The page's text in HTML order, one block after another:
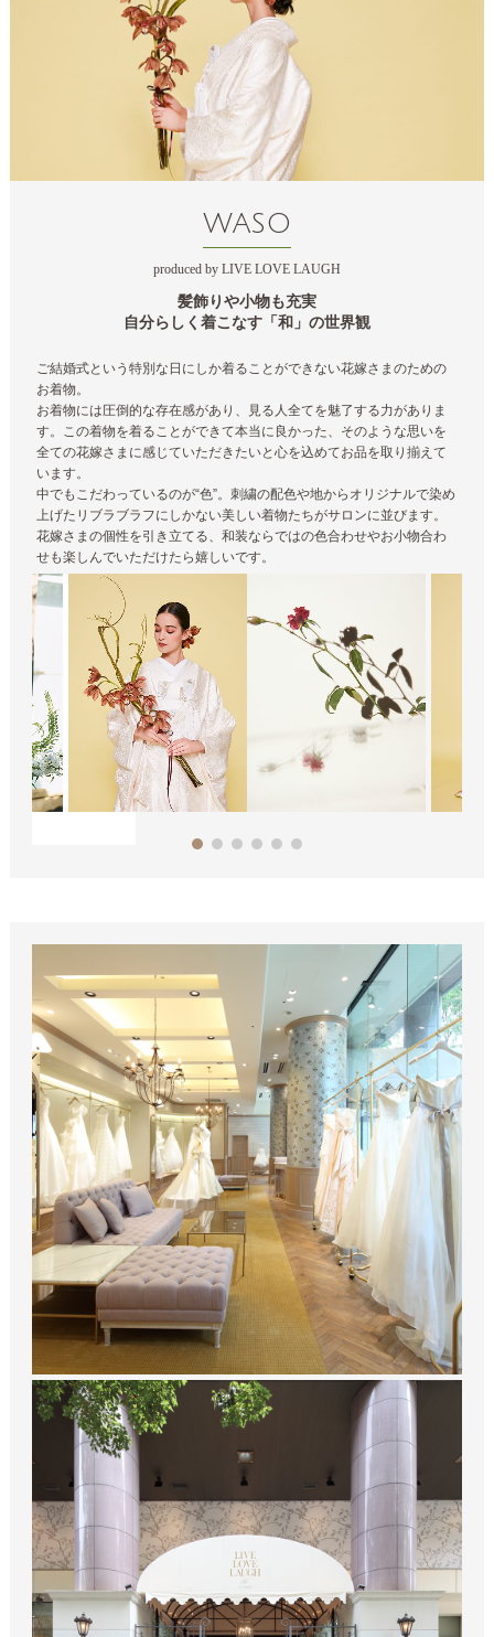
WASO
produced by LIVE LOVE LAUGH
髪飾りや小物も充実
自分らしく着こなす「和」の世界観
ご結婚式という特別な日にしか着ることができない花嫁さまのための
お着物。
お着物には圧倒的な存在感があり、見る人全てを魅了する力がありま
す。この着物を着ることができて本当に良かった、そのような思いを
全ての花嫁さまに感じていただきたいと心を込めてお品を取り揃えて
います。
中でもこだわっているのが“色”。刺繍の配色や地からオリジナルで染め
上げたリブラブラフにしかない美しい着物たちがサロンに並びます。
花嫁さまの個性を引き立てる、和装ならではの色合わせやお小物合わ
せも楽しんでいただけたら嬉しいです。